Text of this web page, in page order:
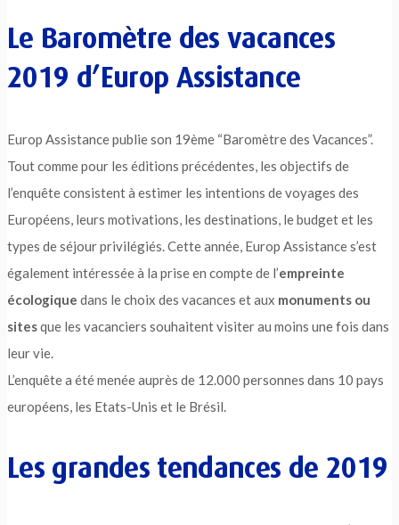
Le Baromètre des vacances
2019 d’Europ Assistance
Europ Assistance publie son 19ème “Baromètre des Vacances”.
Tout comme pour les éditions précédentes, les objectifs de
l’enquête consistent à estimer les intentions de voyages des
Européens, leurs motivations, les destinations, le budget et les
types de séjour privilégiés. Cette année, Europ Assistance s’est
également intéressée à la prise en compte de l’empreinte
écologique dans le choix des vacances et aux monuments ou
sitesque les vacanciers souhaitent visiter au moins une fois dans
leur vie.
L’enquête a été menée auprès de 12.000 personnes dans 10 pays
européens, les Etats-Unis et le Brésil.
Les grandes tendances de 2019